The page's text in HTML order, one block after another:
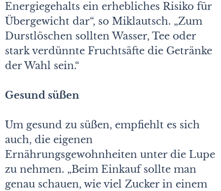
Energiegehalts ein erhebliches Risiko für
Übergewicht dar“, so Miklautsch. „Zum
Durstlöschen sollten Wasser, Tee oder
stark verdünnte Fruchtsäfte die Getränke
der Wahl sein.“
Gesund süßen
Um gesund zu süßen, empfiehlt es sich
auch, die eigenen
Ernährungsgewohnheiten unter die Lupe
zu nehmen. „Beim Einkauf sollte man
genau schauen, wie viel Zucker in einem